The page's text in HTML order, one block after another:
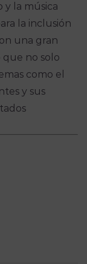
la música
la inclusión
una gran
que no solo
como el
y sus